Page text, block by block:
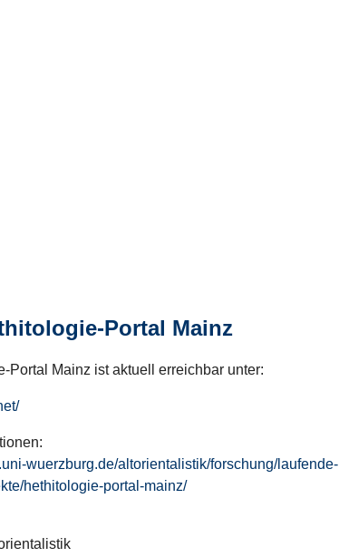
Portal Mainz
Portal Mainz ist aktuell erreichbar unter:
wuerzburg.de/altorientalistik/forschung/laufende-
hethitologie-portal-mainz/